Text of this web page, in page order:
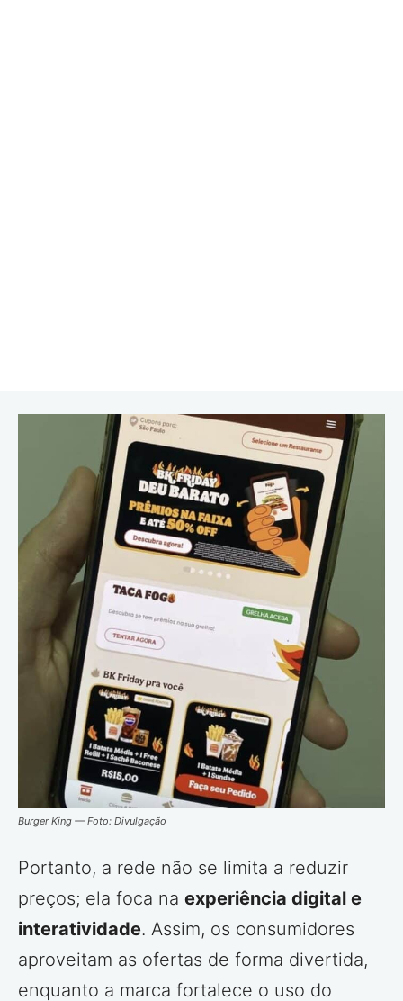
Burger King — Foto: Divulgação
Portanto, a rede não se limita a reduzir
preços; ela foca na experiência digital e
interatividade. Assim, os consumidores
aproveitam as ofertas de forma divertida,
enquanto a marca fortalece o uso do